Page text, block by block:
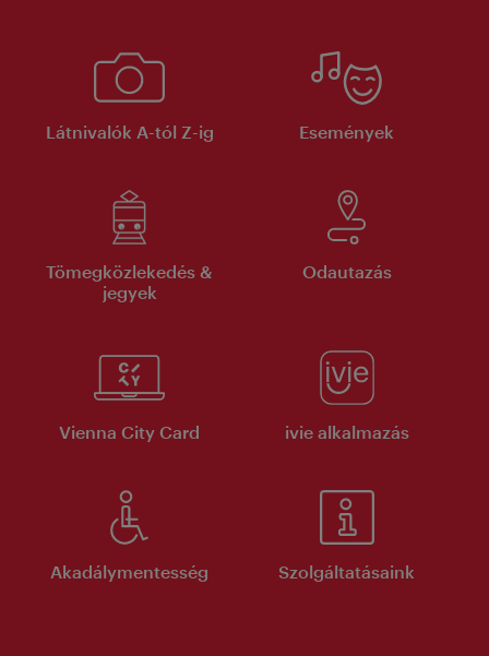
Látnivalók A-tól Z-ig Események
Tömegközlekedés &
jegyek
Odautazás
Vienna City Card ivie alkalmazás
Akadálymentesség Szolgáltatásaink